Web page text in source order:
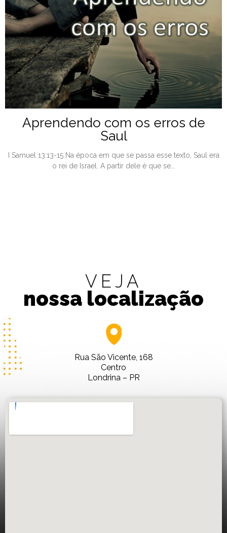
Aprendendo com os erros de
Saul
I Samuel 13:13-15 Na época em que se passa esse texto, Saul era
o rei de Israel. A partir dele é que se...
VEJA
nossa localização
Rua São Vicente, 168
Centro
Londrina – PR